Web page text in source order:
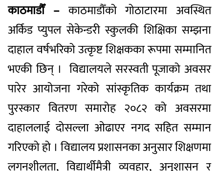
काठमाडौँ –काठमाडौँको गोठाटारमा अवस्थित
अर्किड प्युपल सेकेन्डरी स्कुलकी शिक्षिका सम्झना
दाहाल वर्षभरिको उत्कृष्ट शिक्षकका रूपमा सम्मानित
भएकी छिन् । विद्यालयले सरस्वती पूजाको अवसर
पारेर आयोजना गरेको सांस्कृतिक कार्यक्रम तथा
पुरस्कार वितरण समारोह २०८२ को अवसरमा
दाहाललाई दोसल्ला ओढाएर नगद सहित सम्मान
गरिएको हो । विद्यालय प्रशासनका अनुसार शिक्षणमा
लगनशीलता, विद्यार्थीमैत्री व्यवहार, अनुशासन र